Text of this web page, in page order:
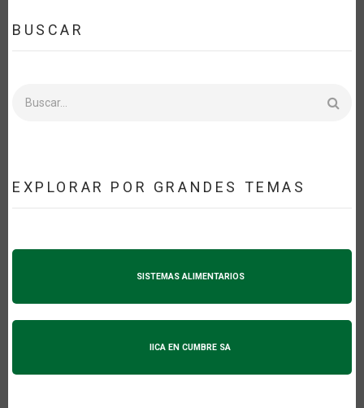
BUSCAR
EXPLORAR POR GRANDES TEMAS
SISTEMAS ALIMENTARIOS
IICA EN CUMBRE SA